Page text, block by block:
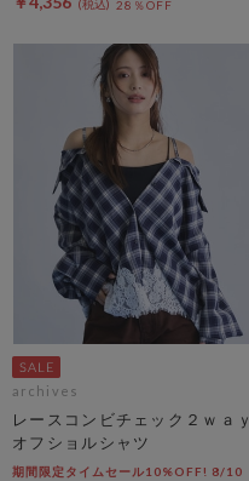
28％OFF
archives
レースコンビチェック２ｗａｙ
オフショルシャツ
期間限定タイムセール10%OFF! 8/10